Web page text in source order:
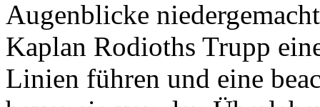
Augenblicke
Kaplan Rodioths Trupp
Linien führen und eine